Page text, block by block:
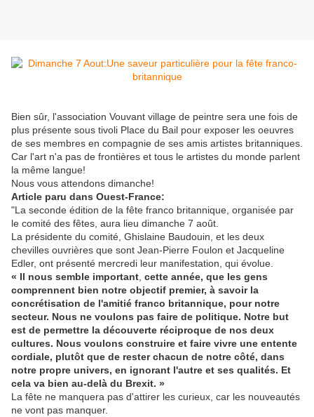
Bien sûr, l'association Vouvant village de peintre sera une fois de
plus présente sous tivoli Place du Bail pour exposer les oeuvres
de ses membres en compagnie de ses amis artistes britanniques.
Car l'art n'a pas de frontières et tous le artistes du monde parlent
la même langue!
Nous vous attendons dimanche!
Article paru dans Ouest-France:
"La seconde édition de la fête franco britannique, organisée par
le comité des fêtes, aura lieu dimanche 7 août.
La présidente du comité, Ghislaine Baudouin, et les deux
chevilles ouvrières que sont Jean-Pierre Foulon et Jacqueline
Edler, ont présenté mercredi leur manifestation, qui évolue.
« Il nous semble important cette année, que les gens
comprennent bien notre objectif premier, à savoir la
concrétisation de l'amitié franco britannique, pour notre
secteur. Nous ne voulons pas faire de politique. Notre but
est de permettre la découverte réciproque de nos deux
cultures. Nous voulons construire et faire vivre une entente
cordiale, plutôt que de rester chacun de notre côté, dans
notre propre univers, en ignorant l'autre et ses qualités. Et
cela va bien au-delà du Brexit. »
La fête ne manquera pas d'attirer les curieux, car les nouveautés
ne vont pas manquer.